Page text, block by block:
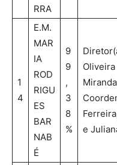
RRA
1
4
E.M.
MAR
IA
ROD
RIGU
ES
BAR
NAB
É
9
9
,
3
8
%
e